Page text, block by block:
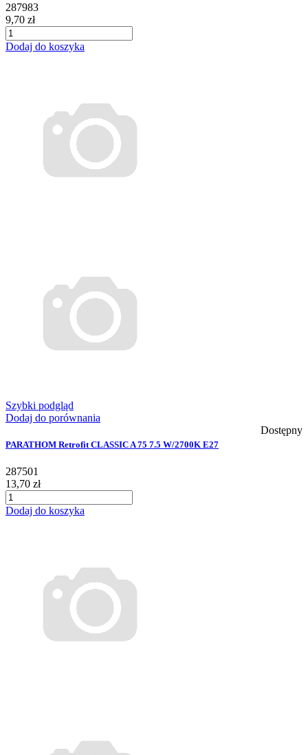
287983
9,70 zł
Dodaj do koszyka
Szybki podgląd
Dodaj do porównania
Dostępny
PARATHOM Retrofit CLASSIC A 75 7.5 W/2700K E27
287501
13,70 zł
Dodaj do koszyka